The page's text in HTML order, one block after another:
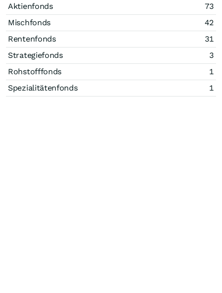
Aktienfonds
73
Mischfonds
42
Rentenfonds
31
Strategiefonds
3
Rohstofffonds
1
Spezialitätenfonds
1